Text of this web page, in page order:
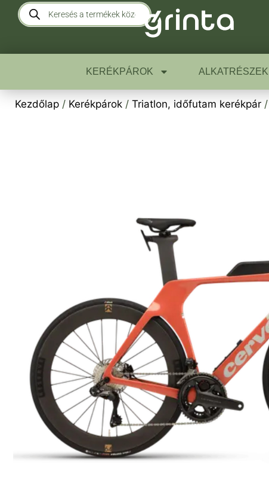
KERÉKPÁROK ALKATRÉSZEK
Kezdőlap / Kerékpárok / Triatlon, időfutam kerékpár